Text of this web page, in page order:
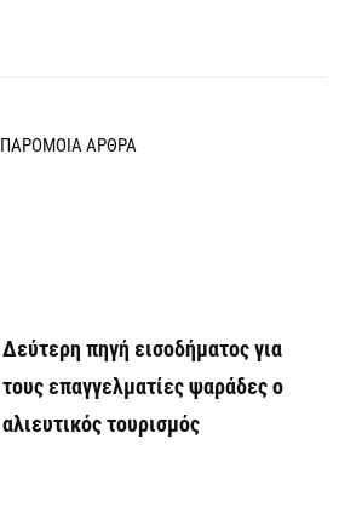
ΠΑΡΟΜΟΙΑ ΑΡΘΡΑ
Δεύτερη πηγή εισοδήματος για
τους επαγγελματίες ψαράδες ο
αλιευτικός τουρισμός